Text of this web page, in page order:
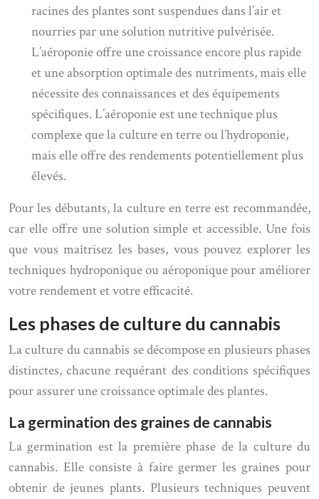
racines des plantes sont suspendues dans l’air et
nourries par une solution nutritive pulvérisée.
L’aéroponie offre une croissance encore plus rapide
et une absorption optimale des nutriments, mais elle
nécessite des connaissances et des équipements
spécifiques. L’aéroponie est une technique plus
complexe que la culture en terre ou l’hydroponie,
mais elle offre des rendements potentiellement plus
élevés.
Pour les débutants, la culture en terre est recommandée,
car elle offre une solution simple et accessible. Une fois
que vous maîtrisez les bases, vous pouvez explorer les
techniques hydroponique ou aéroponique pour améliorer
votre rendement et votre efficacité.
Les phases de culture du cannabis
La culture du cannabis se décompose en plusieurs phases
distinctes, chacune requérant des conditions spécifiques
pour assurer une croissance optimale des plantes.
La germination des graines de cannabis
La germination est la première phase de la culture du
cannabis. Elle consiste à faire germer les graines pour
obtenir de jeunes plants. Plusieurs techniques peuvent